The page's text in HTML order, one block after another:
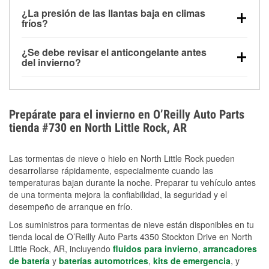
arranque.
la congelación y ayuda a disolver la sal y la nieve
derretida en la carretera para mejorar la visibilidad.
¿La presión de las llantas baja en climas
fríos?
alrededor de 1 PSI por cada 10 °F que baja la
temperatura. Puedes obtener más información sobre
¿Se debe revisar el anticongelante antes
del invierno?
el sobrecalentamiento en condiciones de frío
extremo. Aprende cómo comprobar la protección
anticongelante en nuestra sección How-To.
Prepárate para el invierno en O’Reilly Auto Parts
tienda #730 en North Little Rock, AR
Las tormentas de nieve o hielo en North Little Rock pueden
desarrollarse rápidamente, especialmente cuando las
temperaturas bajan durante la noche. Preparar tu vehículo antes
de una tormenta mejora la confiabilidad, la seguridad y el
desempeño de arranque en frío.
Los suministros para tormentas de nieve están disponibles en tu
tienda local de O’Reilly Auto Parts 4350 Stockton Drive en North
Little Rock, AR, incluyendo fluidos para invierno, arrancadores
de batería y baterías automotrices, kits de emergencia, y